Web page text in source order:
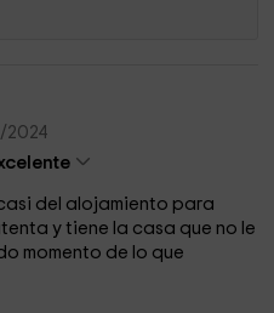
2024
del alojamiento para
y tiene la casa que no le
momento de lo que